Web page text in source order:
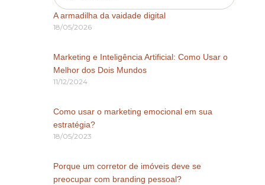
A armadilha da vaidade digital
18/05/2026
Marketing e Inteligência Artificial: Como Usar o
Melhor dos Dois Mundos
11/12/2024
Como usar o marketing emocional em sua
estratégia?
18/05/2023
Porque um corretor de imóveis deve se
preocupar com branding pessoal?